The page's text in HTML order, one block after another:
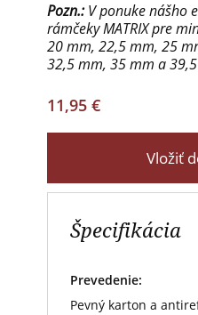
Pozn.:V ponuke nášho
rámčeky MATRIX pre
20 mm, 22,5 mm, 25
32,5 mm, 35 mm a
11,95 €
Vložiť
Špecifikácia
Prevedenie:
Pevný karton a